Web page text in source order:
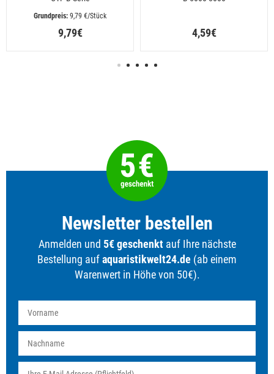
9,79 €/Stück
9,79€ 4,59€
Newsletter bestellen
Anmelden und 5€ geschenktauf Ihre nächste
Bestellung aufaquaristikwelt24.de (ab einem
Warenwert in Höhe von 50€).